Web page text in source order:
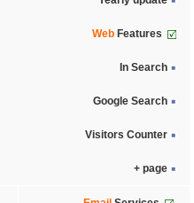
Web Features